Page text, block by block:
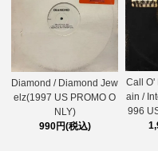
Diamond / Diamond Jew
elz(1997 US PROMO O
NLY)
990円(税込)
Call O'
ain /
996